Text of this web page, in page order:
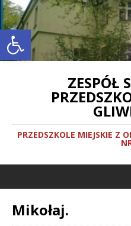
Otwórz pasek narzędzi
ZESPÓŁ
PRZEDSZKOLE MIEJSKIE Z
Mikołaj.